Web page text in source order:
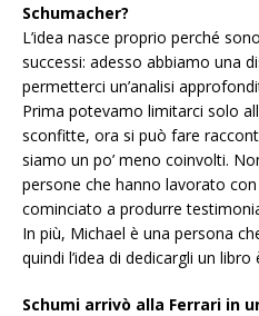
Schumacher?
L’idea nasce proprio perché
successi: adesso abbiamo una
permetterci un’analisi
Prima potevamo limitarci solo
sconfitte, ora si può fare
siamo un po’ meno coinvolti.
persone che hanno lavorato
cominciato a produrre
In più, Michael è una persona
quindi l’idea di dedicargli un
Schumi arrivò alla Ferrari in